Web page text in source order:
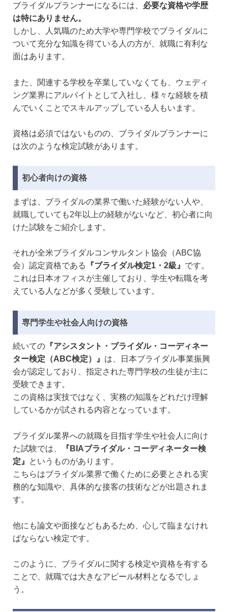
ブライダルプランナーになるには、 必要な資格や学歴
は特にありません。
しかし、人気職のため大学や専門学校でブライダルに
ついて充分な知識を得ている人の方が、就職に有利な
面はあります。
また、関連する学校を卒業していなくても、ウェディ
ング業界にアルバイトとして入社し、様々な経験を積
んでいくことでスキルアップしている人もいます。
資格は必須ではないものの、ブライダルプランナーに
は次のような検定試験があります。
初心者向けの資格
まずは、ブライダルの業界で働いた経験がない人や、
就職していても2年以上の経験がないなど、初心者に向
けた試験をご紹介します。
それが全米ブライダルコンサルタント協会（ABC協
会）認定資格である
『ブライダル検定1・2級』 です。
これは日本オフィスが主催しており、学生や転職を考
えている人などが多く受験しています。
専門学生や社会人向けの資格
続いての 『アシスタント・ブライダル・コーディネー
ター検定（ABC検定）』 は、日本ブライダル事業振興
会が認定しており、指定された専門学校の生徒が主に
受験できます。
この資格は実技ではなく、実務の知識をどれだけ理解
しているかが試される内容となっています。
ブライダル業界への就職を目指す学生や社会人に向け
た試験では、
『BIAブライダル・コーディネーター検
定』
というものがあります。
こちらはブライダル業界で働くために必要とされる実
務的な知識や、具体的な接客の技術などが出題されま
す。
他にも論文や面接などもあるため、心して臨まなけれ
ばならない検定です。
このように、ブライダルに関する検定や資格を有する
ことで、就職では大きなアピール材料となるでしょ
う。